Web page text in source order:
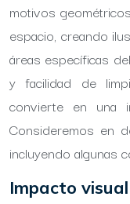
motivos
espacio, creando
áreas específicas
y facilidad de
convierte en una
Consideremos en
incluyendo algunas
Impacto